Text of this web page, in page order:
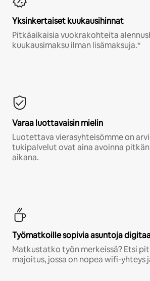
Yksinkertaiset kuukausihinnat
Pitkäaikaisia vuokrakohteita
kuukausimaksu ilman lisämaksuja.*
Varaa luottavaisin mielin
Luotettava vierasyhteisömme on
tukipalvelut ovat aina avoinna
aikana.
Työmatkoille sopivia asuntoja
Matkustatko työn merkeissä? Etsi
majoitus, jossa on nopea wifi-yhteys